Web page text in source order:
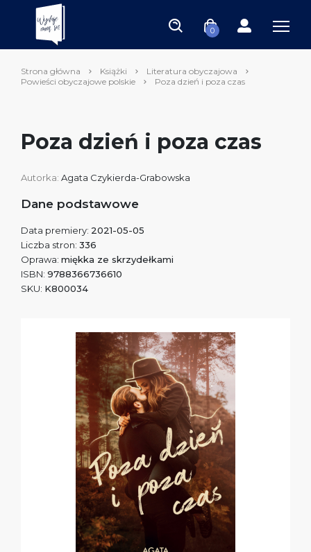
0
Strona główna Książki
Literatura obyczajowa
Powieści obyczajowe polskie
Poza dzień i poza czas
Poza dzień i poza czas
Autorka: Agata Czykierda-Grabowska
Dane podstawowe
Data premiery: 2021-05-05
Liczba stron: 336
Oprawa: miękka ze skrzydełkami
ISBN: 9788366736610
SKU: K800034